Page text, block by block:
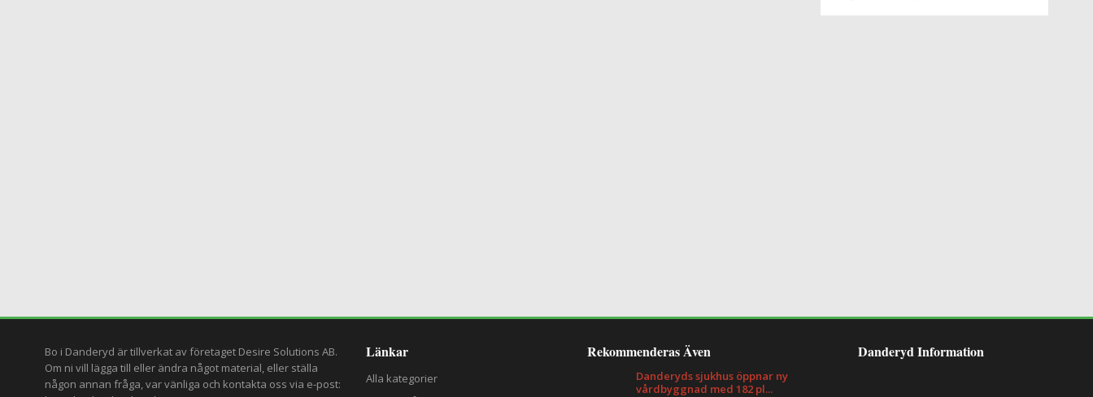
Bo i Danderyd är tillverkat av företaget Desire Solutions AB.
Om ni vill lägga till eller ändra något material, eller ställa
någon annan fråga, var vänliga och kontakta oss via e-post:
Länkar
Alla kategorier
Rekommenderas Även
Danderyds sjukhus öppnar ny
vårdbyggnad med 182 pl...
Danderyd Information